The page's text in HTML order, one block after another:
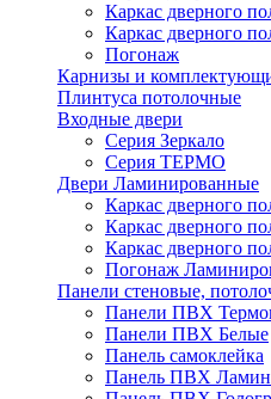
Каркас дверного
Каркас дверного
Погонаж
Карнизы и
Плинтуса потолочные
Входные двери
Серия Зеркало
Серия ТЕРМО
Двери Ламинированные
Каркас дверного
Каркас дверного
Каркас дверного
Погонаж
Панели стеновые,
Панели ПВХ
Панели ПВХ Белые
Панель самоклейка
Панель ПВХ